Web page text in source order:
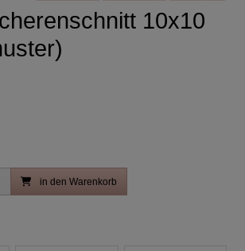
10x10
in den Warenkorb